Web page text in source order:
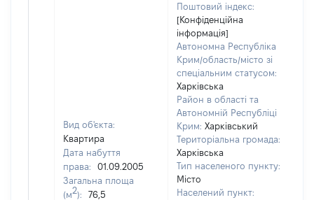
Вид об'єкта:
Квартира
Дата набуття
права:
01.09.2005
Загальна площа
(м2):
76,5
Поштовий індекс:
[Конфіденційна
інформація]
Автономна Республіка
Крим/область/місто зі
спеціальним статусом:
Харківська
Район в області та
Автономній Республіці
Крим: Харківський
Територіальна громада:
Харківська
Тип населеного пункту:
Місто
Населений пункт: